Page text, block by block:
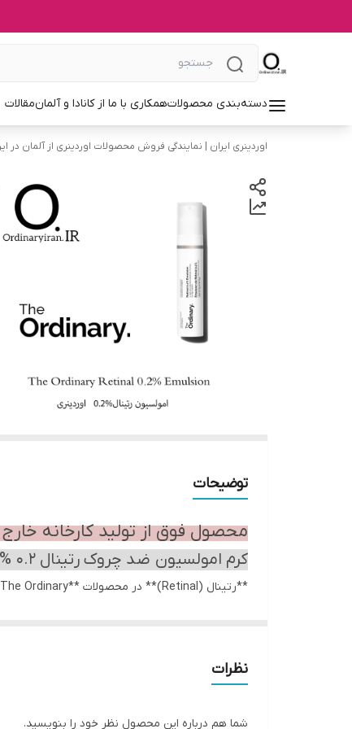
دسته‌بندی محصولاتهمکاری با ما از کانادا و آلمانمقالات
اوردینری ایران | نمایندگی فروش محصولات اوردینری از آلمان در
توضیحات
محصول فوق از تولید کارخانه
کرم امولسیون ضد چروک رتینال 0.2 % امولسیون اوردینری
نظرات
شما هم درباره این محصول نظر خود را بنویسید.